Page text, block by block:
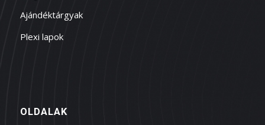
Ajándéktárgyak
Plexi lapok
OLDALAK